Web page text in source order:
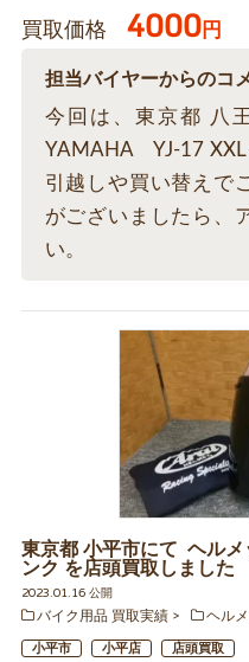
買取価格 4000円
担当バイヤーからのコ
今回は、東京都 八
YAMAHA YJ-17 XXL
引越しや買い替えで
がございましたら、
い。
東京都 小平市にて ヘルメ
ンク を店頭買取しました
2023.01.16 公開
バイク用品 買取実績
ヘル
小平市 小平店 店頭買取